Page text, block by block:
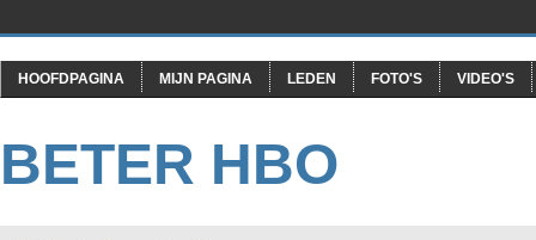
HOOFDPAGINA MIJN PAGINA LEDEN FOTO'S VIDEO'S
BETER HBO